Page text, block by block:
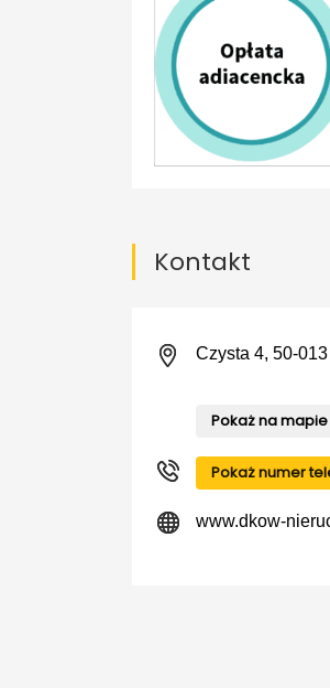
Kontakt
Czysta 4, 50-013
Pokaż na mapie
Pokaż numer
www.dkow-